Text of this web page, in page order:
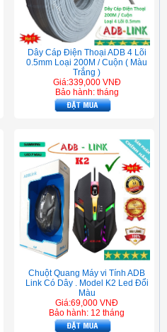
Dây Cáp Điện Thoại ADB 4 Lõi
0.5mm Loại 200M / Cuộn ( Màu
Trắng )
Giá:339,000 VNĐ
Bảo hành: tháng
Chuột Quang Máy vi Tính ADB
Link Có Dây . Model K2 Led Đổi
Màu
Giá:69,000 VNĐ
Bảo hành: 12 tháng